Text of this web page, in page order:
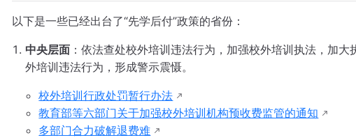
以下是一些已经出台了“先学后付”政策的省份：
中央层面 ：依法查处校外培训违法行为，加强校外培训执法，加
外培训违法行为，形成警示震慑。
校外培训行政处罚暂行办法
教育部等六部门关于加强校外培训机构预收费监管的通知
多部门合力破解退费难